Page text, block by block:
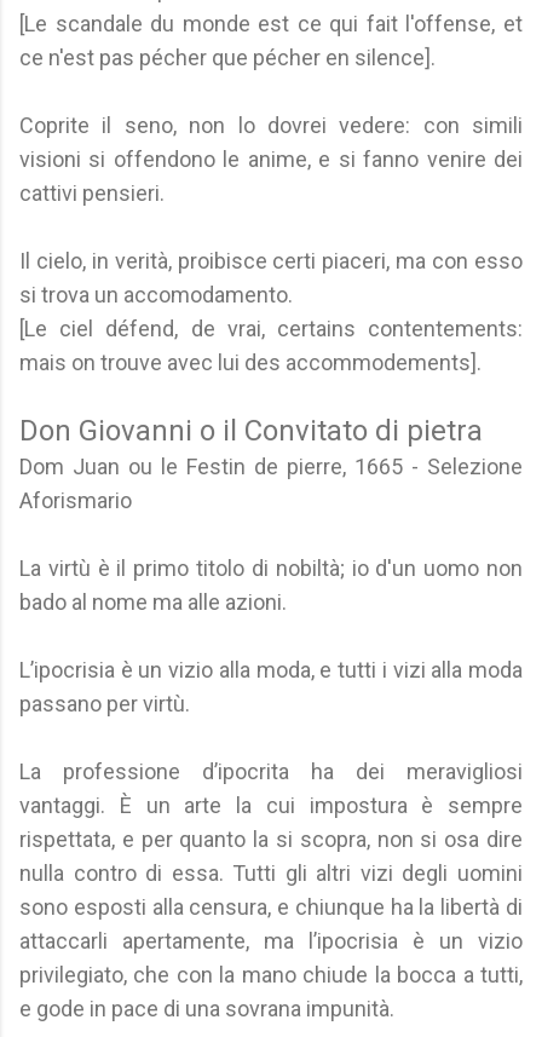
[Le scandale du monde est ce qui fait l'offense, et
ce n'est pas pécher que pécher en silence].
Coprite il seno, non lo dovrei vedere: con simili
visioni si offendono le anime, e si fanno venire dei
cattivi pensieri.
Il cielo, in verità, proibisce certi piaceri, ma con esso
si trova un accomodamento.
[Le ciel défend, de vrai, certains contentements:
mais on trouve avec lui des accommodements].
Don Giovanni o il Convitato di pietra
Dom Juan ou le Festin de pierre, 1665 - Selezione
Aforismario
La virtù è il primo titolo di nobiltà; io d'un uomo non
bado al nome ma alle azioni.
L’ipocrisia è un vizio alla moda, e tutti i vizi alla moda
passano per virtù.
La professione d’ipocrita ha dei meravigliosi
vantaggi. È un arte la cui impostura è sempre
rispettata, e per quanto la si scopra, non si osa dire
nulla contro di essa. Tutti gli altri vizi degli uomini
sono esposti alla censura, e chiunque ha la libertà di
attaccarli apertamente, ma l’ipocrisia è un vizio
privilegiato, che con la mano chiude la bocca a tutti,
e gode in pace di una sovrana impunità.